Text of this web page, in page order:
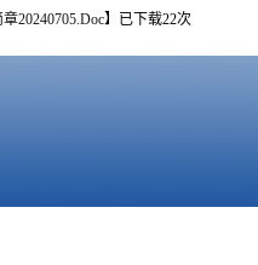
20240705.doc】已下载22次